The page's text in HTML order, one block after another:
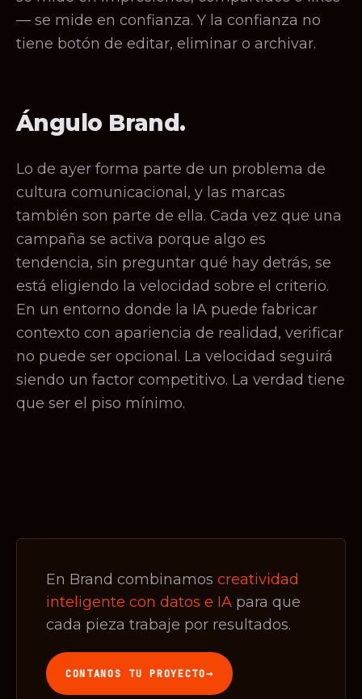
— se mide en confianza. Y la confianza no
tiene botón de editar, eliminar o archivar.
Ángulo Brand.
Lo de ayer forma parte de un problema de
cultura comunicacional, y las marcas
también son parte de ella. Cada vez que una
campaña se activa porque algo es
tendencia, sin preguntar qué hay detrás, se
está eligiendo la velocidad sobre el criterio.
En un entorno donde la IA puede fabricar
contexto con apariencia de realidad, verificar
no puede ser opcional. La velocidad seguirá
siendo un factor competitivo. La verdad tiene
que ser el piso mínimo.
En Brand combinamos creatividad
inteligente con datos e IA para que
cada pieza trabaje por resultados.
CONTANOS TU PROYECTO→